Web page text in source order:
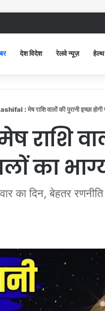
DC, बोलीं, आप खुद बाथरूम में खड़े
देश विदेश रेलवे न्यूज़ हेल्थ
: मेष राशि वालों की पुरानी इच्छा होगी
का
का दिन, बेहतर